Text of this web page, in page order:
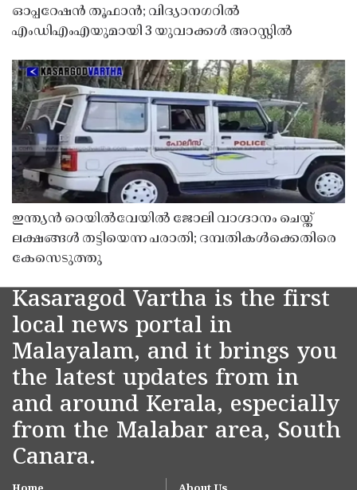
ഓപ്പറേഷൻ തൂഫാൻ; വിദ്യാനഗറിൽ
എംഡിഎംഎയുമായി 3 യുവാക്കൾ അറസ്റ്റിൽ
ഇന്ത്യൻ റെയിൽവേയിൽ ജോലി വാഗ്ദാനം ചെയ്ത്
ലക്ഷങ്ങൾ തട്ടിയെന്ന പരാതി; ദമ്പതികൾക്കെതിരെ
കേസെടുത്തു
Kasaragod Vartha is the first
local news portal in
Malayalam, and it brings you
the latest updates from in
and around Kerala, especially
from the Malabar area, South
Canara.